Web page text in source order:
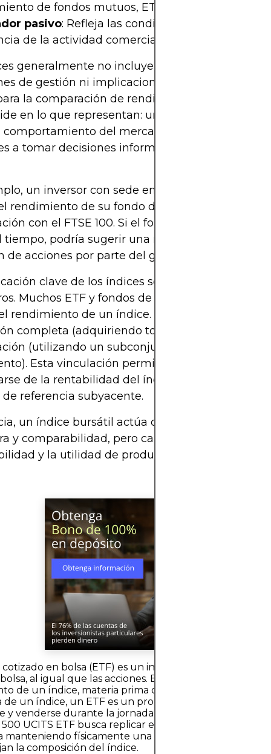
de fondos mutuos, ETF y carteras.
pasivo: Refleja las condiciones del mercado
de la actividad comercial.
generalmente no incluyen costes de
de gestión ni implicaciones fiscales, lo que
la comparación de rendimiento. A pesar de
en lo que representan: una forma
comportamiento del mercado, lo que ayuda a
a tomar decisiones informadas sobre dónde
un inversor con sede en el Reino Unido
rendimiento de su fondo de renta variable
con el FTSE 100. Si el fondo supera al FTSE
tiempo, podría sugerir una mejor asignación de
de acciones por parte del gestor del fondo.
clave de los índices se encuentra en los
Muchos ETF y fondos de inversión mutua
rendimiento de un índice. Lo hacen mediante
completa (adquiriendo todos los
(utilizando un subconjunto para imitar el
Esta vinculación permite a los inversores
de la rentabilidad del índice sin poseer
referencia subyacente.
un índice bursátil actúa como un referente,
y comparabilidad, pero carece de la liquidez, la
y la utilidad de productos de inversión
en bolsa (ETF) es un instrumento de
al igual que las acciones. Está diseñado para
de un índice, materia prima o clase de activo
de un índice, un ETF es un producto negociable que
y venderse durante la jornada bursátil.Por ejemplo, el
500 UCITS ETF busca replicar el rendimiento del índice
manteniendo físicamente una cesta representativa de
la composición del índice.